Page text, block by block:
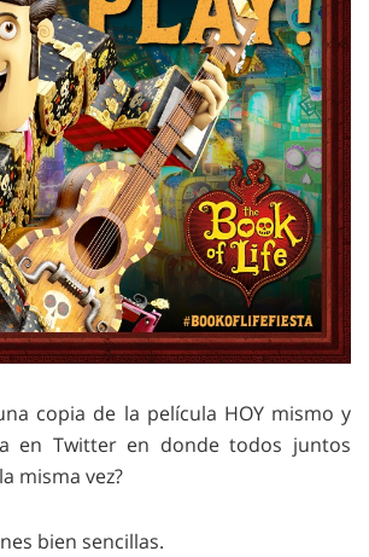
copia de la película HOY mismo y
en Twitter en donde todos juntos
misma vez?
bien sencillas.